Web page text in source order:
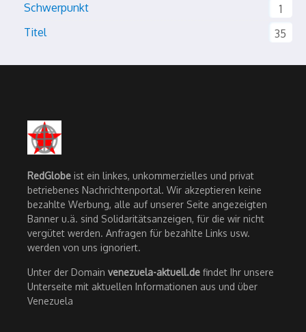
Schwerpunkt
1
Titel
35
RedGlobe ist ein linkes, unkommerzielles und privat
betriebenes Nachrichtenportal. Wir akzeptieren keine
bezahlte Werbung, alle auf unserer Seite angezeigten
Banner u.ä. sind Solidaritätsanzeigen, für die wir nicht
vergütet werden. Anfragen für bezahlte Links usw.
werden von uns ignoriert.
Unter der Domain venezuela-aktuell.de findet Ihr unsere
Unterseite mit aktuellen Informationen aus und über
Venezuela